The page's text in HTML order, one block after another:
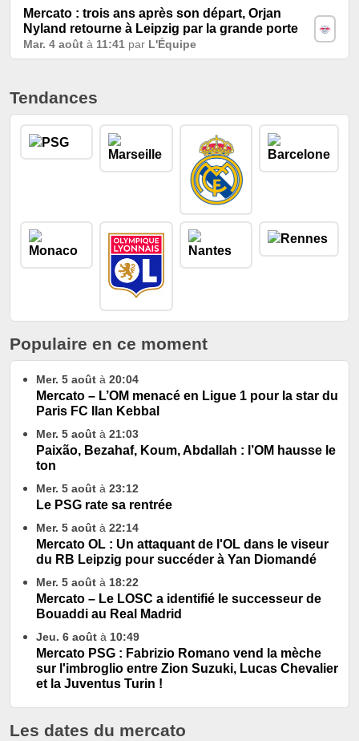
Mercato : trois ans après son départ, Orjan
Nyland retourne à Leipzig par la grande porte
Mar. 4 août à 11:41 par L'Équipe
Tendances
Populaire en ce moment
Mer. 5 août à 20:04
Mercato – L’OM menacé en Ligue 1 pour la star du
Paris FC Ilan Kebbal
Mer. 5 août à 21:03
Paixão, Bezahaf, Koum, Abdallah : l’OM hausse le
ton
Mer. 5 août à 23:12
Le PSG rate sa rentrée
Mer. 5 août à 22:14
Mercato OL : Un attaquant de l'OL dans le viseur
du RB Leipzig pour succéder à Yan Diomandé
Mer. 5 août à 18:22
Mercato – Le LOSC a identifié le successeur de
Bouaddi au Real Madrid
Jeu. 6 août à 10:49
Mercato PSG : Fabrizio Romano vend la mèche
sur l'imbroglio entre Zion Suzuki, Lucas Chevalier
et la Juventus Turin !
Les dates du mercato